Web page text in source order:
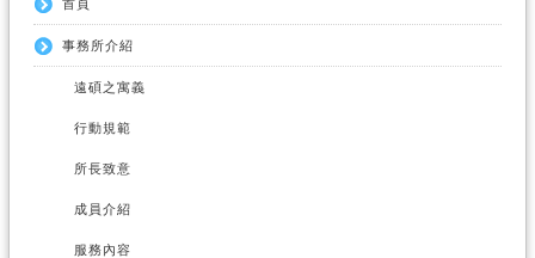
首頁
事務所介紹
遠碩之寓義
行動規範
所長致意
成員介紹
服務內容